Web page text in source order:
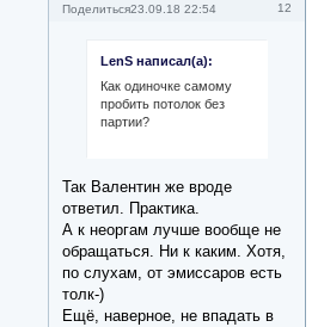
Поделиться 12
23.09.18 22:54
LenS написал(а):
Как одиночке самому
пробить потолок без
партии?
Так Валентин же вроде
ответил. Практика.
А к неоргам лучше вообще не
обращаться. Ни к каким. Хотя,
по слухам, от эмиссаров есть
толк-)
Ещё, наверное, не впадать в